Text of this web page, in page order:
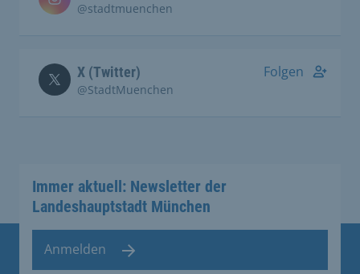
@stadtmuenchen
X (Twitter)
@StadtMuenchen
Folgen
Immer aktuell: Newsletter der
Landeshauptstadt München
Anmelden